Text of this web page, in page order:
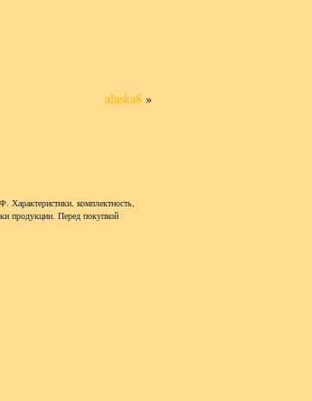
alaska8 »
Характеристики, комплектность,
продукции. Перед покупкой